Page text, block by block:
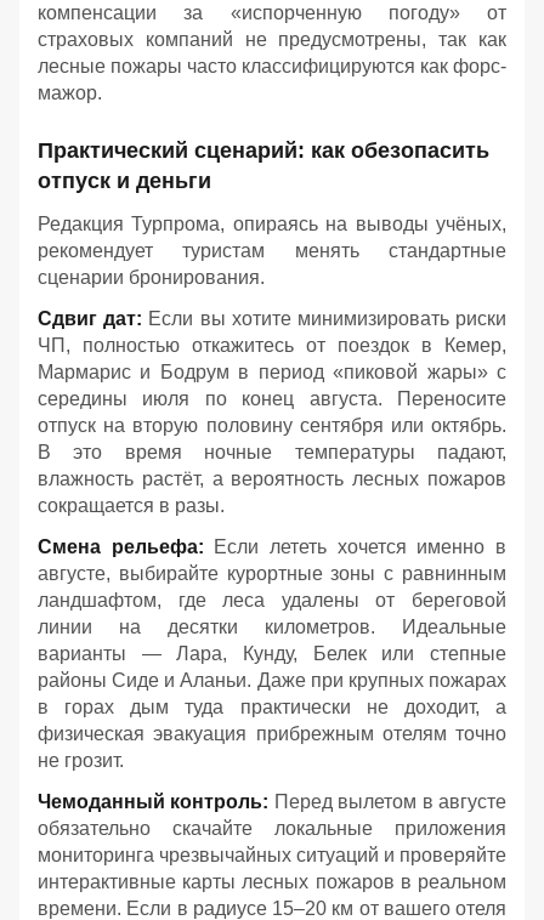
компенсации за «испорченную погоду» от
страховых компаний не предусмотрены, так как
лесные пожары часто классифицируются как форс-
мажор.
Практический сценарий: как обезопасить
отпуск и деньги
Редакция Турпрома, опираясь на выводы учёных,
рекомендует туристам менять стандартные
сценарии бронирования.
Сдвиг дат: Если вы хотите минимизировать риски
ЧП, полностью откажитесь от поездок в Кемер,
Мармарис и Бодрум в период «пиковой жары» с
середины июля по конец августа. Переносите
отпуск на вторую половину сентября или октябрь.
В это время ночные температуры падают,
влажность растёт, а вероятность лесных пожаров
сокращается в разы.
Смена рельефа: Если лететь хочется именно в
августе, выбирайте курортные зоны с равнинным
ландшафтом, где леса удалены от береговой
линии на десятки километров. Идеальные
варианты — Лара, Кунду, Белек или степные
районы Сиде и Аланьи. Даже при крупных пожарах
в горах дым туда практически не доходит, а
физическая эвакуация прибрежным отелям точно
не грозит.
Чемоданный контроль: Перед вылетом в августе
обязательно скачайте локальные приложения
мониторинга чрезвычайных ситуаций и проверяйте
интерактивные карты лесных пожаров в реальном
времени. Если в радиусе 15–20 км от вашего отеля